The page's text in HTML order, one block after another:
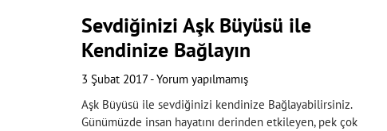
Sevdiğinizi Aşk Büyüsü ile
Kendinize Bağlayın
3 Şubat 2017 Yorum yapılmamış
Aşk Büyüsü ile sevdiğinizi kendinize Bağlayabilirsiniz.
Günümüzde insan hayatını derinden etkileyen, pek çok